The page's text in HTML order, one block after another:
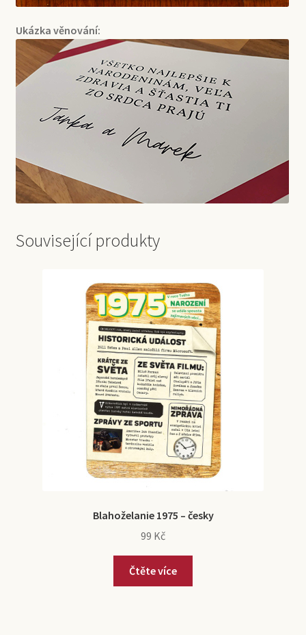
Ukázka věnování:
Související produkty
Blahoželanie 1975 – česky
99 Kč
Čtěte více